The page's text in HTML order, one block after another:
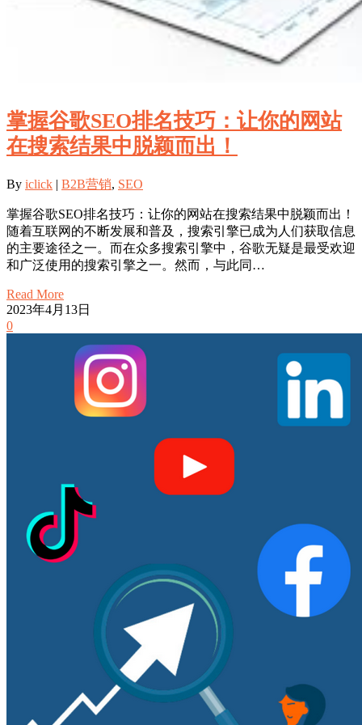
掌握谷歌SEO排名技巧：让你的网站
在搜索结果中脱颖而出！
By iclick | B2B营销, SEO
掌握谷歌SEO排名技巧：让你的网站在搜索结果中脱颖而出！
随着互联网的不断发展和普及，搜索引擎已成为人们获取信息
的主要途径之一。而在众多搜索引擎中，谷歌无疑是最受欢迎
和广泛使用的搜索引擎之一。然而，与此同…
Read More
2023年4月13日
0